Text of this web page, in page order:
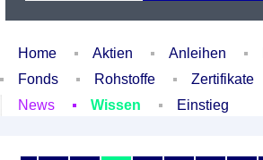
Home Aktien Anleihen
Fonds
Rohstoffe Zertifikate
News
Wissen Einstieg